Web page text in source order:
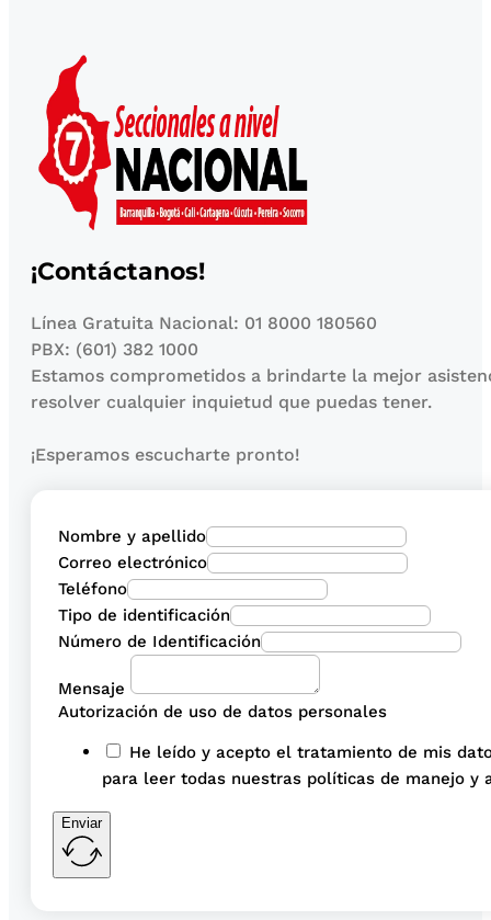
¡Contáctanos!
Línea Gratuita Nacional: 01 8000 180560
PBX: (601) 382 1000
Estamos comprometidos a brindarte la mejor
resolver cualquier inquietud que puedas tener.
¡Esperamos escucharte pronto!
Nombre y apellido
Correo electrónico
Teléfono
Tipo de identificación
Número de Identificación
Mensaje
Autorización de uso de datos personales
He leído y acepto el tratamiento de mis
para leer todas nuestras políticas de manejo y
Enviar